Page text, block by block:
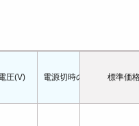
圧(V) 電源切時の状態 配管口
標準価